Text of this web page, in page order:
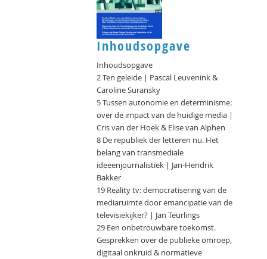
Inhoudsopgave
Inhoudsopgave
2 Ten geleide | Pascal Leuvenink &
Caroline Suransky
5 Tussen autonomie en determinisme:
over de impact van de huidige media |
Cris van der Hoek & Elise van Alphen
8 De republiek der letteren nu. Het
belang van transmediale
ideeënjournalistiek | Jan-Hendrik
Bakker
19 Reality tv: democratisering van de
mediaruimte door emancipatie van de
televisiekijker? | Jan Teurlings
29 Een onbetrouwbare toekomst.
Gesprekken over de publieke omroep,
digitaal onkruid & normatieve